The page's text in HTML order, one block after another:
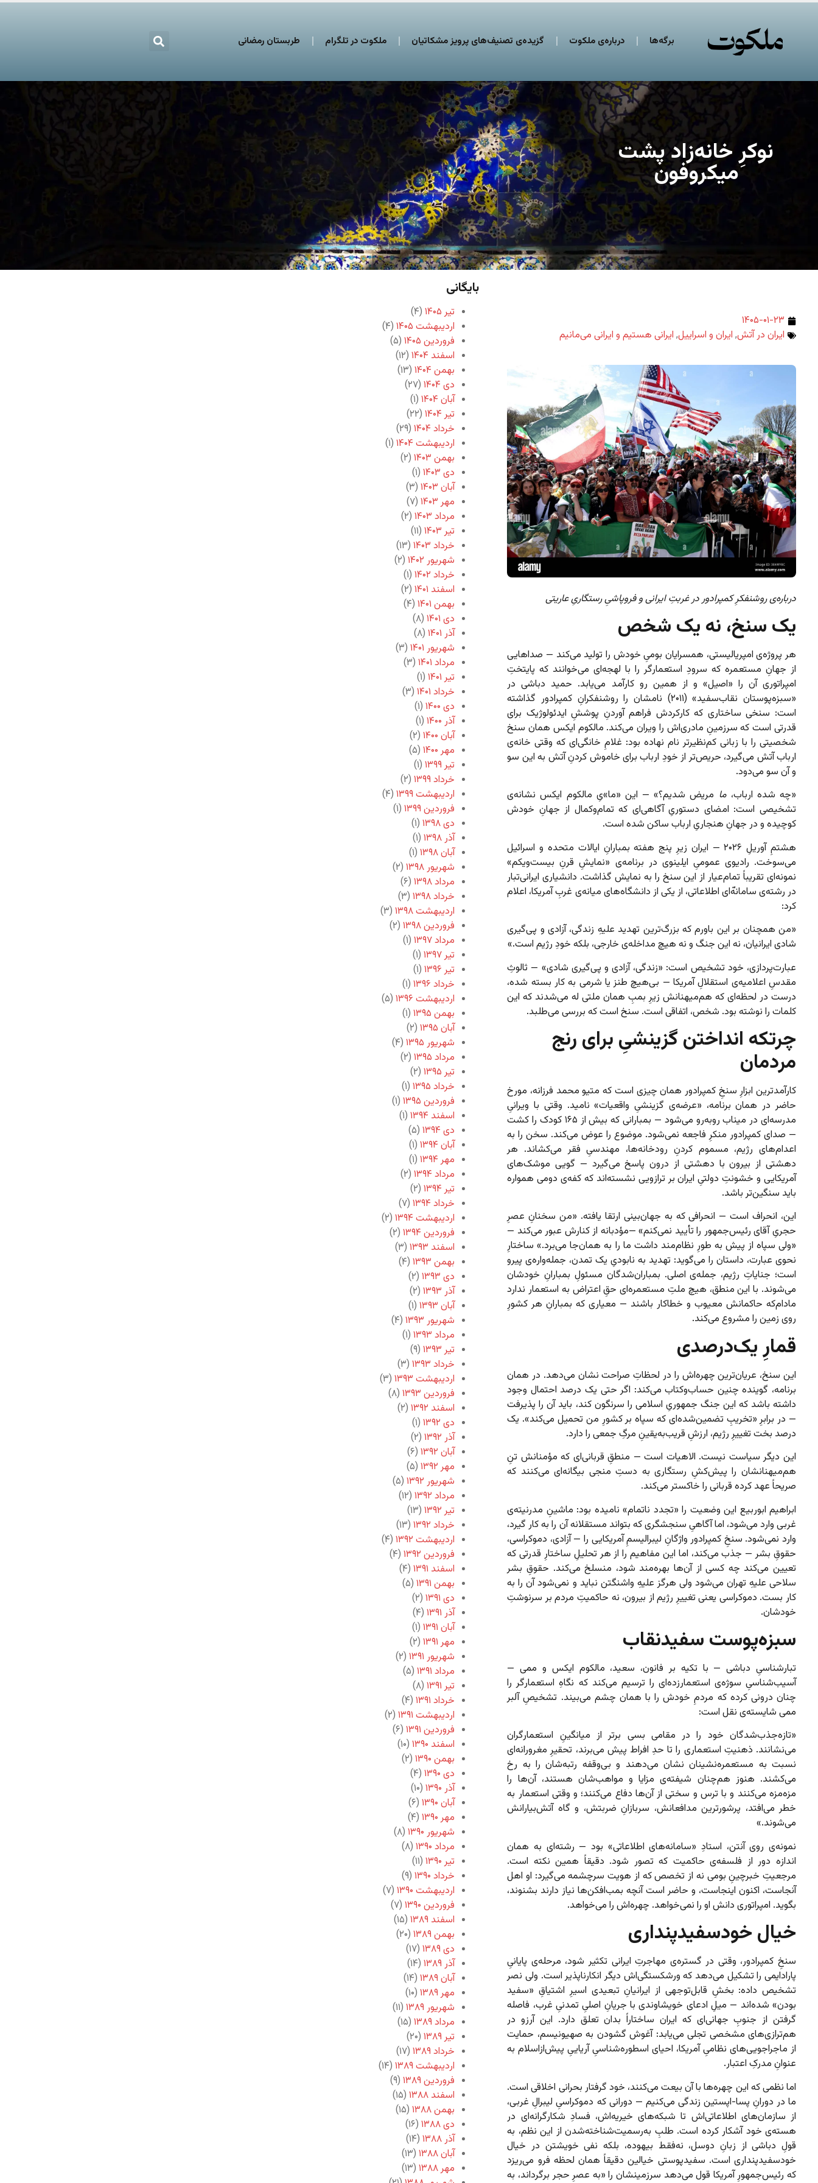
برگه‌ها درباره‌ی ملکوت گزیده‌ی تصنیف‌های پرویز مشکاتیان ملکوت در تلگرام طربستان رمضانی
نوکرِ خانه‌زاد پشت
میکروفون
۱۴۰۵-۰۱-۲۳
ایران در آتش, ایران و اسراییل, ایرانی هستیم و ایرانی می‌مانیم
درباره‌ی روشنفکرِ کمپرادور در غربتِ ایرانی و فروپاشیِ رستگاریِ عاریتی
یک سنخ، نه یک شخص
هر پروژه‌ی امپریالیستی، همسرایان بومیِ خودش را تولید می‌کند — صداهایی
از جهانِ مستعمره که سرودِ استعمارگر را با لهجه‌ای می‌خوانند که پایتختِ
امپراتوری آن را «اصیل» و از همین رو کارآمد می‌یابد. حمید دباشی در
«سبزه‌پوستان نقاب‌سفید» (۲۰۱۱) نامشان را روشنفکرانِ کمپرادور گذاشته
است: سنخی ساختاری که کارکردش فراهم آوردنِ پوششِ ایدئولوژیک برای
قدرتی است که سرزمینِ مادری‌اش را ویران می‌کند. مالکوم ایکس همان سنخ
شخصیتی را با زبانی کم‌نظیرتر نام نهاده بود: غلامِ خانگی‌ای که وقتی خانه‌ی
ارباب آتش می‌گیرد، حریص‌تر از خودِ ارباب برای خاموش کردنِ آتش به این سو
و آن سو می‌دود.
«چه شده ارباب،ما مریض شدیم؟» — این «ما»یِ مالکوم ایکس نشانه‌ی
تشخیصی است: امضای دستوریِ آگاهی‌ای که تمام‌وکمال از جهانِ خودش
کوچیده و در جهانِ هنجاریِ ارباب ساکن شده است.
هشتمِ آوریلِ ۲۰۲۶ — ایران زیرِ پنج هفته بمبارانِ ایالات متحده و اسرائیل
می‌سوخت. رادیوی عمومیِ ایلینوی در برنامه‌ی «نمایشِ قرنِ بیست‌ویکم»
نمونه‌ای تقریباً تمام‌عیار از این سنخ را به نمایش گذاشت. دانشیاری ایرانی‌تبار
در رشته‌ی سامانه‌ّای اطلاعاتی، از یکی از دانشگاه‌های میانه‌ی غربِ آمریکا، اعلام
کرد:
«من همچنان بر این باورم که بزرگ‌ترین تهدید علیهِ زندگی، آزادی و پی‌گیری
شادی ایرانیان، نه این جنگ و نه هیچ مداخله‌ی خارجی، بلکه خودِ رژیم است.»
عبارت‌پردازی، خود تشخیص است: «زندگی، آزادی و پی‌گیری شادی» — ثالوثِ
مقدسِ اعلامیه‌ی استقلالِ آمریکا — بی‌هیچ طنز یا شرمی به کار بسته شده،
درست در لحظه‌ای که هم‌میهنانش زیرِ بمبِ همان ملتی له می‌شدند که این
کلمات را نوشته بود. شخص، اتفاقی است. سنخ است که بررسی می‌طلبد.
چرتکه انداختن گزینشیِ برای رنج
مردمان
کارآمدترین ابزارِ سنخِ کمپرادور همان چیزی است که متیو محمد فرزانه، مورخ
حاضر در همان برنامه، «عرضه‌ی گزینشیِ واقعیات» نامید. وقتی با ویرانیِ
مدرسه‌ای در میناب رو‌به‌رو می‌شود — بمبارانی که بیش از ۱۶۵ کودک را کشت
— صدای کمپرادور منکرِ فاجعه نمی‌شود. موضوع را عوض می‌کند. سخن را به
اعدام‌های رژیم، مسموم کردنِ رودخانه‌ها، مهندسیِ فقر می‌کشاند. هر
دهشتی از بیرون با دهشتی از درون پاسخ می‌گیرد — گویی موشک‌های
آمریکایی و خشونتِ دولتیِ ایران بر ترازویی نشسته‌اند که کفه‌ی دومی همواره
باید سنگین‌تر باشد.
این، انحراف است — انحرافی که به جهان‌بینی ارتقا یافته. «من سخنانِ عصرِ
حجریِ آقای رئیس‌جمهور را تأیید نمی‌کنم» —مؤدبانه از کنارش عبور می‌کند —
«ولی سپاه از پیش به طورِ نظام‌مند داشت ما را به همان‌جا می‌برد.» ساختارِ
نحوی عبارت، داستان را می‌گوید: تهدید به نابودیِ یک تمدن، جمله‌واره‌ی پیرو
است؛ جنایاتِ رژیم، جمله‌ی اصلی. بمباران‌شدگان مسئولِ بمبارانِ خودشان
می‌شوند. با این منطق، هیچ ملتِ مستعمره‌ای حقِ اعتراض به استعمار ندارد
مادام‌که حاکمانش معیوب و خطاکار باشند — معیاری که بمبارانِ هر کشورِ
روی زمین را مشروع می‌کند.
قمارِ یک‌درصدی
این سنخ، عریان‌ترین چهره‌اش را در لحظاتِ صراحت نشان می‌دهد. در همان
برنامه، گوینده چنین حساب‌وکتاب می‌کند: اگر حتی یک درصد احتمال وجود
داشته باشد که این جنگ جمهوریِ اسلامی را سرنگون کند، باید آن را پذیرفت
— در برابرِ «تخریبِ تضمین‌شده‌ای که سپاه بر کشورِ من تحمیل می‌کند». یک
درصد بخت تغییرِ رژیم، ارزشِ قریب‌به‌یقینِ مرگِ جمعی را دارد.
این دیگر سیاست نیست. الاهیات است — منطقِ قربانی‌ای که مؤمنانش تنِ
هم‌میهنانشان را پیش‌کشِ رستگاری به دستِ منجی بیگانه‌ای می‌کنند که
صریحاً عهد کرده قربانی را خاکستر می‌کند.
ابراهیم ابوربیع این وضعیت را «تجدد ناتمام» نامیده بود: ماشینِ مدرنیته‌ی
غربی وارد می‌شود، اما آگاهیِ سنجشگری که بتواند مستقلانه آن را به کار گیرد،
وارد نمی‌شود. سنخِ کمپرادور واژگانِ لیبرالیسمِ آمریکایی را — آزادی، دموکراسی،
حقوقِ بشر — جذب می‌کند، اما این مفاهیم را از هر تحلیلِ ساختارِ قدرتی که
تعیین می‌کند چه کسی از آن‌ها بهره‌مند شود، منسلخ می‌کند. حقوقِ بشر
سلاحی علیهِ تهران می‌شود ولی هرگز علیهِ واشنگتن نباید و نمی‌شود آن را به
کار بست. دموکراسی یعنی تغییرِ رژیم از بیرون، نه حاکمیتِ مردم بر سرنوشتِ
خودشان.
سبزه‌پوست سفیدنقاب
تبارشناسیِ دباشی — با تکیه بر فانون، سعید، مالکوم ایکس و ممی —
آسیب‌شناسیِ سوژه‌ی استعمارزده‌ای را ترسیم می‌کند که نگاهِ استعمارگر را
چنان درونی کرده که مردمِ خودش را با همان چشم می‌بیند. تشخیصِ آلبر
ممی شایسته‌ی نقل است:
«تازه‌جذب‌شدگان خود را در مقامی بسی برتر از میانگینِ استعمارگران
می‌نشانند. ذهنیتِ استعماری را تا حدِ افراط پیش می‌برند، تحقیرِ مغرورانه‌ای
نسبت به مستعمره‌نشینان نشان می‌دهند و بی‌وقفه رتبه‌شان را به رخ
می‌کشند. هنوز هم‌چنان شیفته‌ی مزایا و مواهب‌شان هستند، آن‌ها را
مزه‌مزه می‌کنند و با ترس و سختی از آن‌ها دفاع می‌کنند؛ و وقتی استعمار به
خطر می‌افتد، پرشورترین مدافعانش، سربازانِ ضربتش، و گاه آتش‌بیارانش
می‌شوند.»
نمونه‌ی روی آنتن، استادِ «سامانه‌های اطلاعاتی» بود — رشته‌ای به همان
اندازه دور از فلسفه‌ی حاکمیت که تصور شود. دقیقاً همین نکته است.
مرجعیتِ خبرچینِ بومی نه از تخصص که از هویت سرچشمه می‌گیرد: او اهل
آنجاست، اکنون اینجاست، و حاضر است آنچه بمب‌افکن‌ها نیاز دارند بشنوند،
بگوید. امپراتوری دانش او را نمی‌خواهد. چهره‌اش را می‌خواهد.
خیال خودسفیدپنداری
سنخِ کمپرادور، وقتی در گستره‌ی مهاجرتِ ایرانی تکثیر شود، مرحله‌ی پایانیِ
پارادایمی را تشکیل می‌دهد که ورشکستگی‌اش دیگر انکارناپذیر است. ولی نصر
تشخیص داده: بخشِ قابل‌توجهی از ایرانیانِ تبعیدی اسیرِ اشتیاقِ «سفید
بودن» شده‌اند — میلِ ادعای خویشاوندی با جریانِ اصلیِ تمدنیِ غرب، فاصله
گرفتن از جنوبِ جهانی‌ای که ایران ساختاراً بدان تعلق دارد. این آرزو در
هم‌ترازی‌های مشخصی تجلی می‌یابد: آغوش گشودن به صهیونیسم، حمایت
از ماجراجویی‌های نظامیِ آمریکا، احیای اسطوره‌شناسیِ آریاییِ پیش‌ازاسلام به
عنوانِ مدرکِ اعتبار.
اما نظمی که این چهره‌ها با آن بیعت می‌کنند، خود گرفتار بحرانی اخلاقی است.
ما در دورانِ پسا-اپستین زندگی می‌کنیم — دورانی که دموکراسیِ لیبرالِ غربی،
از سازمان‌های اطلاعاتی‌اش تا شبکه‌های خیریه‌اش، فسادِ شکارگرانه‌ای در
هسته‌ی خود آشکار کرده است. طلبِ به‌رسمیت‌شناخته‌شدن از این نظم، به
قولِ دباشی از زبانِ دوسل، نه‌فقط بیهوده، بلکه نفی خویشتن در خیال
خودسفیدپنداری است. سفیدپوستی خیالین دقیقاً همان لحظه فرو می‌ریزد
که رئیس‌جمهورِ آمریکا قول می‌دهد سرزمینشان را «به عصرِ حجر برگرداند، به
بایگانی
تیر ۱۴۰۵
(۴)
اردیبهشت ۱۴۰۵
(۴)
فروردین ۱۴۰۵
(۵)
اسفند ۱۴۰۴
(۱۲)
بهمن ۱۴۰۴
(۱۳)
دی ۱۴۰۴
(۲۷)
آبان ۱۴۰۴
(۱)
تیر ۱۴۰۴
(۲۲)
خرداد ۱۴۰۴
(۲۹)
اردیبهشت ۱۴۰۴
(۱)
بهمن ۱۴۰۳
(۲)
دی ۱۴۰۳
(۱)
آبان ۱۴۰۳
(۳)
مهر ۱۴۰۳
(۷)
مرداد ۱۴۰۳
(۲)
تیر ۱۴۰۳
(۱۱)
خرداد ۱۴۰۳
(۱۳)
شهریور ۱۴۰۲
(۲)
خرداد ۱۴۰۲
(۱)
اسفند ۱۴۰۱
(۲)
بهمن ۱۴۰۱
(۴)
دی ۱۴۰۱
(۸)
آذر ۱۴۰۱
(۸)
شهریور ۱۴۰۱
(۳)
مرداد ۱۴۰۱
(۳)
تیر ۱۴۰۱
(۱)
خرداد ۱۴۰۱
(۳)
دی ۱۴۰۰
(۱)
آذر ۱۴۰۰
(۱)
آبان ۱۴۰۰
(۲)
مهر ۱۴۰۰
(۵)
تیر ۱۳۹۹
(۱)
خرداد ۱۳۹۹
(۲)
اردیبهشت ۱۳۹۹
(۴)
فروردین ۱۳۹۹
(۱)
دی ۱۳۹۸
(۱)
آذر ۱۳۹۸
(۱)
آبان ۱۳۹۸
(۱)
شهریور ۱۳۹۸
(۲)
مرداد ۱۳۹۸
(۶)
خرداد ۱۳۹۸
(۳)
اردیبهشت ۱۳۹۸
(۳)
فروردین ۱۳۹۸
(۲)
مرداد ۱۳۹۷
(۱)
تیر ۱۳۹۷
(۱)
تیر ۱۳۹۶
(۱)
خرداد ۱۳۹۶
(۱)
اردیبهشت ۱۳۹۶
(۵)
بهمن ۱۳۹۵
(۱)
آبان ۱۳۹۵
(۲)
شهریور ۱۳۹۵
(۴)
مرداد ۱۳۹۵
(۲)
تیر ۱۳۹۵
(۲)
خرداد ۱۳۹۵
(۱)
فروردین ۱۳۹۵
(۱)
اسفند ۱۳۹۴
(۱)
دی ۱۳۹۴
(۵)
آبان ۱۳۹۴
(۱)
مهر ۱۳۹۴
(۱)
مرداد ۱۳۹۴
(۲)
تیر ۱۳۹۴
(۲)
خرداد ۱۳۹۴
(۷)
اردیبهشت ۱۳۹۴
(۲)
فروردین ۱۳۹۴
(۲)
اسفند ۱۳۹۳
(۳)
بهمن ۱۳۹۳
(۴)
دی ۱۳۹۳
(۲)
آذر ۱۳۹۳
(۲)
آبان ۱۳۹۳
(۱)
شهریور ۱۳۹۳
(۴)
مرداد ۱۳۹۳
(۱)
تیر ۱۳۹۳
(۹)
خرداد ۱۳۹۳
(۳)
اردیبهشت ۱۳۹۳
(۳)
فروردین ۱۳۹۳
(۸)
اسفند ۱۳۹۲
(۲)
دی ۱۳۹۲
(۱)
آذر ۱۳۹۲
(۲)
آبان ۱۳۹۲
(۶)
مهر ۱۳۹۲
(۵)
شهریور ۱۳۹۲
(۵)
مرداد ۱۳۹۲
(۱۲)
تیر ۱۳۹۲
(۱۳)
خرداد ۱۳۹۲
(۱۳)
اردیبهشت ۱۳۹۲
(۴)
فروردین ۱۳۹۲
(۴)
اسفند ۱۳۹۱
(۴)
بهمن ۱۳۹۱
(۵)
دی ۱۳۹۱
(۲)
آذر ۱۳۹۱
(۴)
آبان ۱۳۹۱
(۱)
مهر ۱۳۹۱
(۲)
شهریور ۱۳۹۱
(۲)
مرداد ۱۳۹۱
(۵)
تیر ۱۳۹۱
(۸)
خرداد ۱۳۹۱
(۴)
اردیبهشت ۱۳۹۱
(۲)
فروردین ۱۳۹۱
(۶)
اسفند ۱۳۹۰
(۱۰)
بهمن ۱۳۹۰
(۲)
دی ۱۳۹۰
(۴)
آذر ۱۳۹۰
(۱۰)
آبان ۱۳۹۰
(۶)
مهر ۱۳۹۰
(۴)
شهریور ۱۳۹۰
(۸)
مرداد ۱۳۹۰
(۸)
تیر ۱۳۹۰
(۱۱)
خرداد ۱۳۹۰
(۹)
اردیبهشت ۱۳۹۰
(۷)
فروردین ۱۳۹۰
(۷)
اسفند ۱۳۸۹
(۱۵)
بهمن ۱۳۸۹
(۲۰)
دی ۱۳۸۹
(۱۷)
آذر ۱۳۸۹
(۱۴)
آبان ۱۳۸۹
(۱۴)
مهر ۱۳۸۹
(۱۰)
شهریور ۱۳۸۹
(۱۱)
مرداد ۱۳۸۹
(۱۵)
تیر ۱۳۸۹
(۲۰)
خرداد ۱۳۸۹
(۱۷)
اردیبهشت ۱۳۸۹
(۱۴)
فروردین ۱۳۸۹
(۹)
اسفند ۱۳۸۸
(۱۵)
بهمن ۱۳۸۸
(۱۵)
دی ۱۳۸۸
(۱۶)
آذر ۱۳۸۸
(۱۴)
آبان ۱۳۸۸
(۱۳)
مهر ۱۳۸۸
(۱۳)